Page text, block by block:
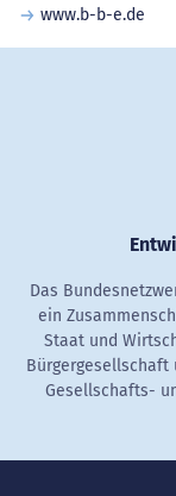
www.b-b-e.de
Das
ein
Staat und
Bürgergesellschaft
Gesellschafts-